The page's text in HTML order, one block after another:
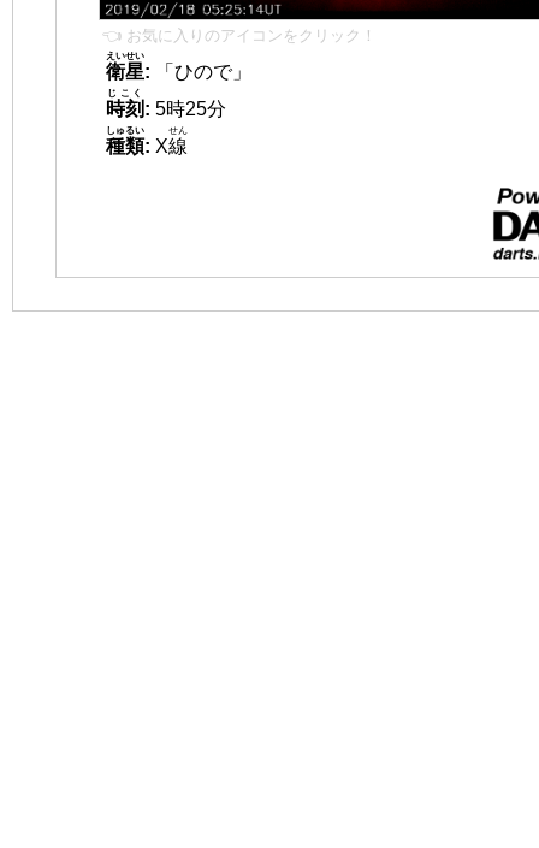
👈 お気に入りのアイコンをクリック！
衛星
えいせい
:
「ひので」
時刻
じこく
: 5時25分
種類
しゅるい
: X線
せん